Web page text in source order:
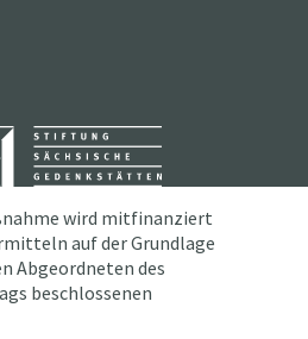
wird mitfinanziert
auf der Grundlage
Abgeordneten des
beschlossenen